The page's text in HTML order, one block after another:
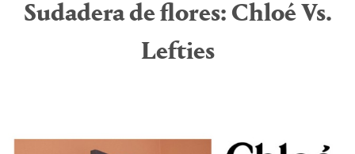
Sudadera de flores: Chloé Vs.
Lefties